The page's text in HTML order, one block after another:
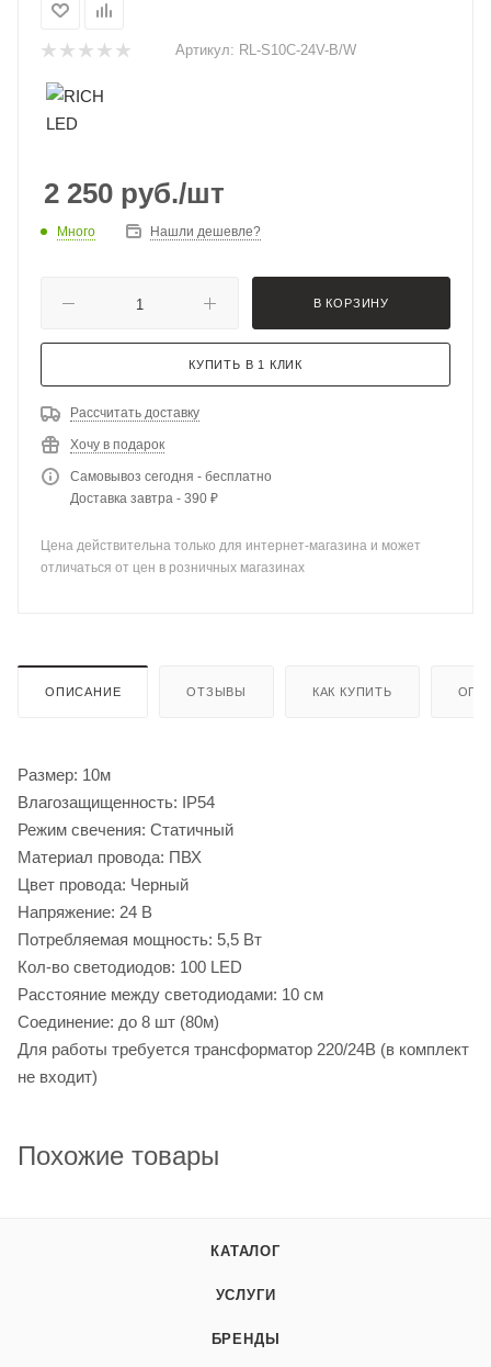
Артикул: RL-S10C-24V-B/W
2 250 руб./шт
Много Нашли дешевле?
В КОРЗИНУ
КУПИТЬ В 1 КЛИК
Рассчитать доставку
Хочу в подарок
Самовывоз сегодня - бесплатно
Доставка завтра - 390 ₽
Цена действительна только для интернет-магазина и может
отличаться от цен в розничных магазинах
ОПИСАНИЕ ОТЗЫВЫ КАК КУПИТЬ
Размер: 10м
Влагозащищенность: IP54
Режим свечения: Статичный
Материал провода: ПВХ
Цвет провода: Черный
Напряжение: 24 В
Потребляемая мощность: 5,5 Вт
Кол-во светодиодов: 100 LED
Расстояние между светодиодами: 10 см
Соединение: до 8 шт (80м)
Для работы требуется трансформатор 220/24В (в комплект
не входит)
Похожие товары
КАТАЛОГ
УСЛУГИ
БРЕНДЫ